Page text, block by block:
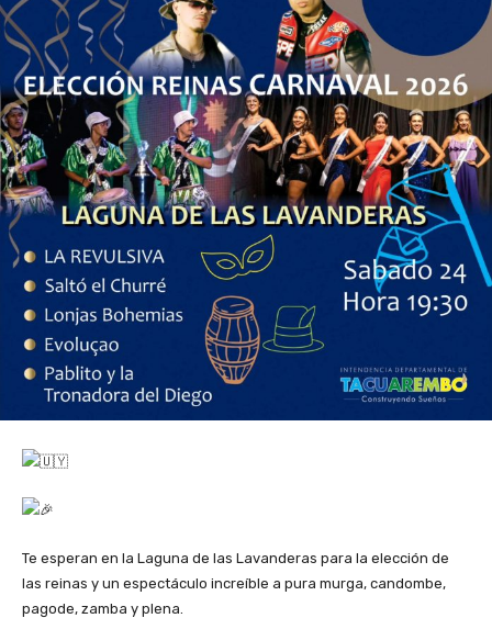
Te esperan en la Laguna de las Lavanderas para la elección de
las reinas y un espectáculo increíble a pura murga, candombe,
pagode, zamba y plena.